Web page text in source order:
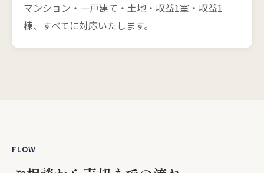
マンション・一戸建て・土地・収益1室・収益1
棟、すべてに対応いたします。
FLOW